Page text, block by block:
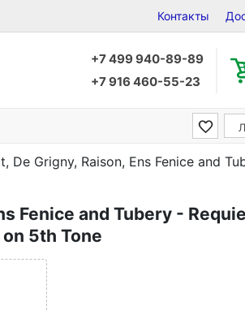
Контакты
+7 499 940-89-89
+7 916 460-55-23
De Grigny, Raison, Ens Fenice and
Fenice and Tubery -
5th Tone